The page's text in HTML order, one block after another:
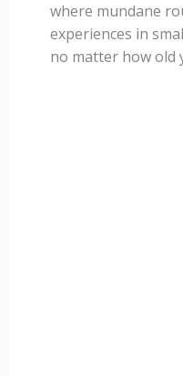
where mundane
experiences in
no matter how old